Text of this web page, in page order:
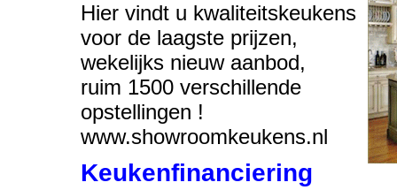
Hier vindt u kwaliteitskeukens
voor de laagste prijzen,
wekelijks nieuw aanbod,
ruim 1500 verschillende
opstellingen !
www.showroomkeukens.nl
Keukenfinanciering